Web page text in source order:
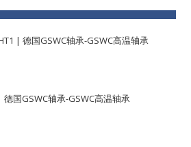
| 德国GSWC轴承-GSWC高温轴承
德国GSWC轴承-GSWC高温轴承